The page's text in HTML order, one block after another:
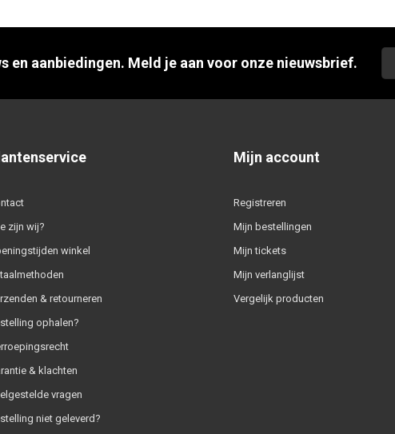
en aanbiedingen. Meld je aan voor onze nieuwsbrief.
zijn wij?
winkel
& retourneren
ophalen?
& klachten
vragen
niet geleverd?
Mijn account
Registreren
Mijn bestellingen
Mijn tickets
Mijn verlanglijst
Vergelijk producten